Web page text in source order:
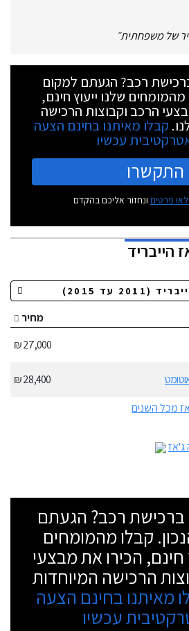
של משפחתית״
ברכישת רכב? הגעתם למקום
מהמומחים שלנו ייעוץ חינם,
הרכב וקבוצות הרכישה
קבלו מאיתנו בחינם הצעה
עכשיו
התקשרו
פרטים ונחזור אליכם בהקדם
הייבריד
מחיר
27,000 ₪
28,400 ₪
מכל השנים
ג'אז
ברכישת רכב? הגעתם
קבלו מהמומחים
חינם, הכירו את מבצעי
הרכישה המיוחדות
מאיתנו בחינם הצעה
עכשיו